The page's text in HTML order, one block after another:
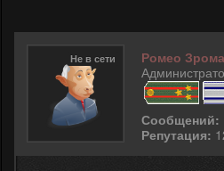
Не в сети
Ромео
Сообщений:
Репутация: